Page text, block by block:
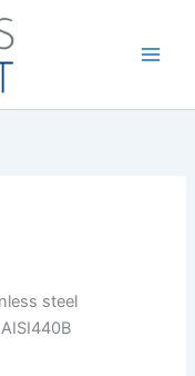
steel